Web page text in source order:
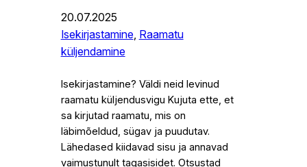
20.07.2025
Isekirjastamine, Raamatu
küljendamine
Isekirjastamine? Väldi neid levinud
raamatu küljendusvigu Kujuta ette, et
sa kirjutad raamatu, mis on
läbimõeldud, sügav ja puudutav.
Lähedased kiidavad sisu ja annavad
vaimustunult tagasisidet. Otsustad